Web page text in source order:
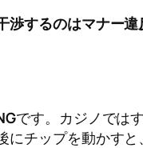
渉するのはマナー違
です。カジノでは
チップを動かすと